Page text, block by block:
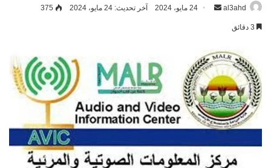
al3ahd
أرسل24 مايو، 2024 آخر تحديث: 24 مايو، 2024 375